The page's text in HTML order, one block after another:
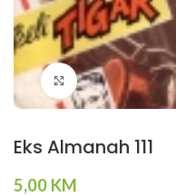
Klikni da povečaš
Eks Almanah 111
5,00 KM